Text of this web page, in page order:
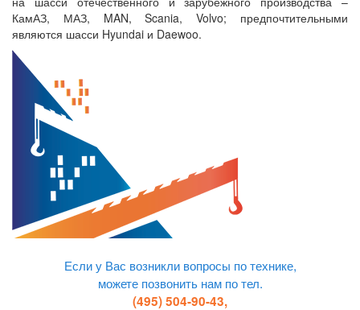
КамАЗ, МАЗ, MAN, Scania, Volvo; предпочтительными
являются шасси Hyundai и Daewoo.
Если у Вас возникли вопросы по технике,
можете позвонить нам по тел.
(495) 504-90-43,